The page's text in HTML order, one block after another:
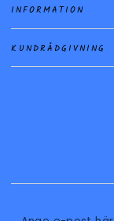
INFORMATION
KUNDRÅDGIVNING